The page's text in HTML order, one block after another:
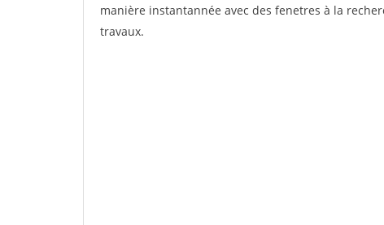
manière instantannée avec des fenetres à la
travaux.